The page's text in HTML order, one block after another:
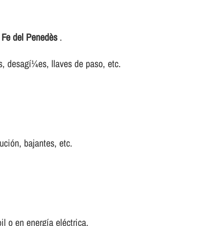
del Penedès.
desagí¼es, llaves de paso, etc.
bajantes, etc.
o en energí­a eléctrica.